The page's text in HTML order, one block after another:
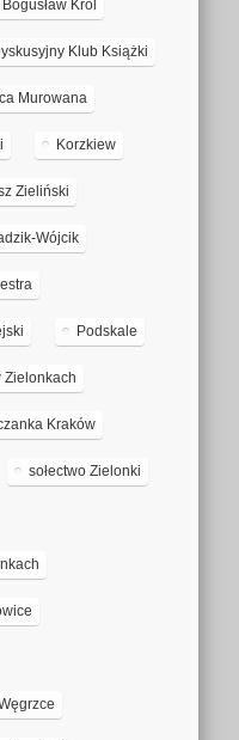
Bogusław Król
Klub Książki
Murowana
Korzkiew
Zieliński
Wójcik
Podskale
Zielonkach
Kraków
sołectwo Zielonki